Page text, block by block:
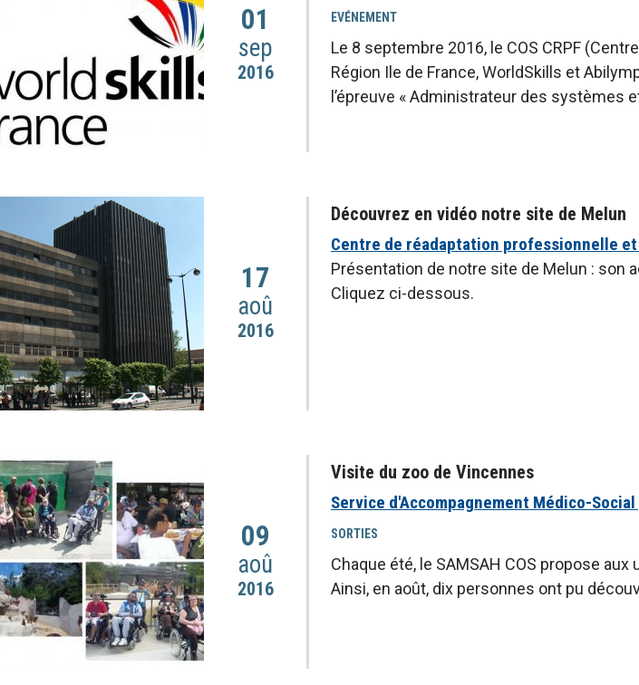
01
sep
2016
EVÉNEMENT
Le 8 septembre 2016, le COS CRPF
Région Ile de France, WorldSkills et
l’épreuve « Administrateur des systèmes
17
aoû
2016
Découvrez en vidéo notre site de Melun
Centre de réadaptation professionnelle et
Présentation de notre site de Melun : son
Cliquez ci-dessous.
09
aoû
2016
Visite du zoo de Vincennes
Service d'Accompagnement Médico-
SORTIES
Chaque été, le SAMSAH COS propose
Ainsi, en août, dix personnes ont pu